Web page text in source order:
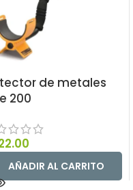
de metales
200
AÑADIR AL CARRITO